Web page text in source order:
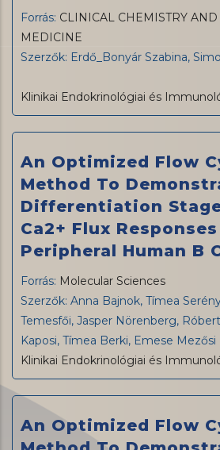
Forrás: CLINICAL CHEMISTRY
MEDICINE
Szerzők: Erdő_Bonyár Szabina,
Klinikai Endokrinológiai és
An Optimized Flow
Method To
Differentiation
Ca2+ Flux
Peripheral Human B
Forrás: Molecular Sciences
Szerzők: Anna Bajnok, Tímea
Temesfői, Jasper Nörenberg,
Kaposi, Tímea Berki, Emese Mezősi
Klinikai Endokrinológiai és
An Optimized Flow